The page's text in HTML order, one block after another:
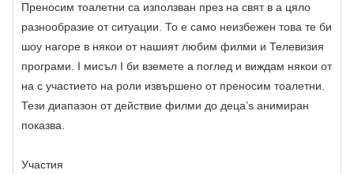
Преносим тоалетни са използван през на свят в a цяло
разнообразие от ситуации. То е само неизбежен това те би
шоу нагоре в някои от нашият любим филми и Телевизия
програми. I мисъл I би вземете a поглед и виждам някои от
на с участието на роли извършено от преносим тоалетни.
Тези диапазон от действие филми до деца’s анимиран
показва.
Участия